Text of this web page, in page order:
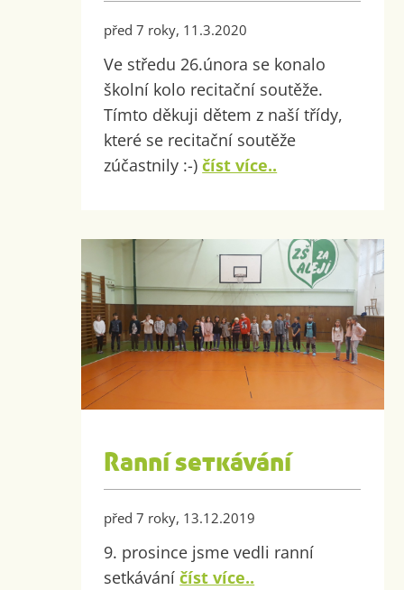
před 7 roky, 11.3.2020
Ve středu 26.února se konalo
školní kolo recitační soutěže.
Tímto děkuji dětem z naší třídy,
které se recitační soutěže
zúčastnily :-)číst více..
Ranní setkávání
před 7 roky, 13.12.2019
9. prosince jsme vedli ranní
setkáváníčíst více..